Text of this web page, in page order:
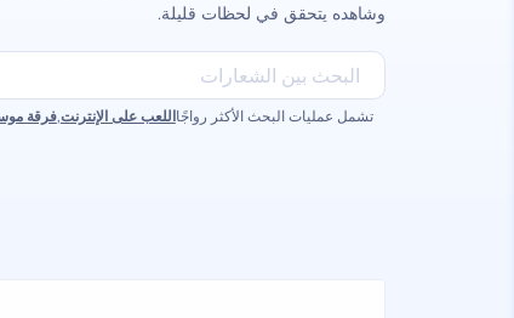
وشاهده يتحقق في لحظات قليلة.
تشمل عمليات البحث الأكثر رواجًااللعب على الإنترنت,فرقة